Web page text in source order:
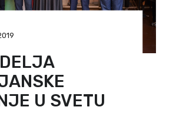
U SVETU